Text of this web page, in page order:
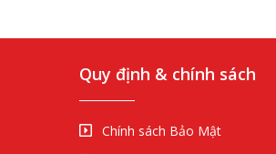
Quy định & chính sách
Chính sách Bảo Mật